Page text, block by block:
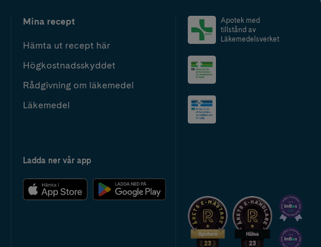
Mina recept
Hämta ut recept här
Högkostnadsskyddet
Rådgivning om läkemedel
Läkemedel
Ladda ner vår app
Apotek med
tillstånd av
Läkemedelsverket
2024